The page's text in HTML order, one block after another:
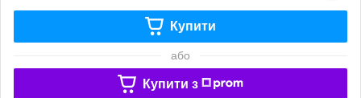
Купити
або
Купити з